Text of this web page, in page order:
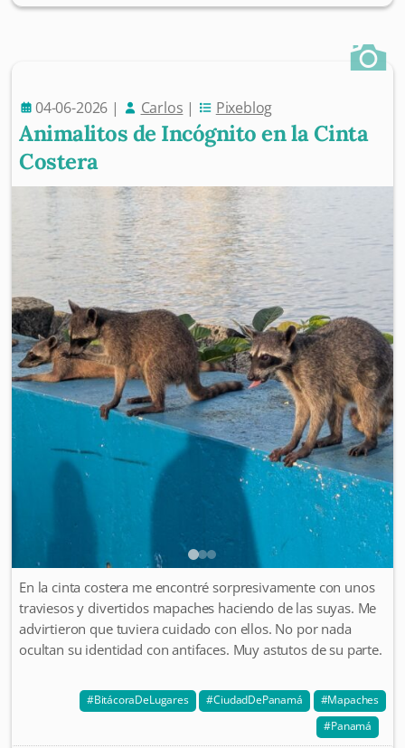
04-06-2026 | Carlos | Pixeblog
Animalitos de Incógnito en la Cinta
Costera
En la cinta costera me encontré sorpresivamente con unos
traviesos y divertidos mapaches haciendo de las suyas. Me
advirtieron que tuviera cuidado con ellos. No por nada
ocultan su identidad con antifaces. Muy astutos de su parte.
BitácoraDeLugares CiudadDePanamá
Mapaches
Panamá